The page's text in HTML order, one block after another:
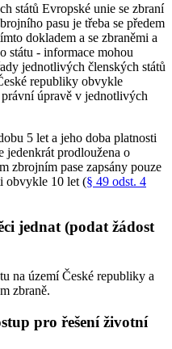
států Evropské unie se zbraní
pasu je třeba se předem
dokladem a se zbraněmi a
státu - informace mohou
jednotlivých členských států
republiky obvykle
úpravě v jednotlivých
5 let a jeho doba platnosti
jedenkrát prodloužena o
zbrojním pase zapsány pouze
obvykle 10 let (§ 49 odst. 4
jednat (podat žádost
na území České republiky a
zbraně.
pro řešení životní